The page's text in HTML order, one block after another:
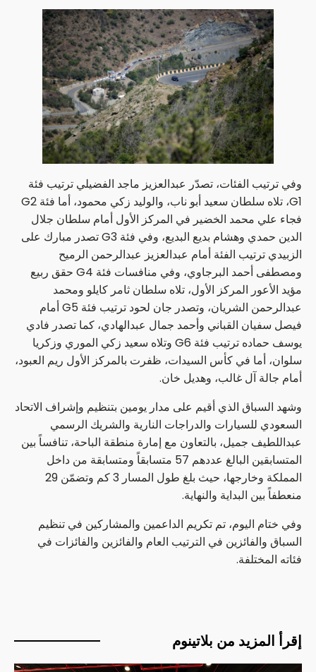
وفي ترتيب الفئات، تصدّر عبدالعزيز ماجد الفضيلي ترتيب فئة
G1، تلاه سلطان سعيد أبو ناب، والوليد زكي محمود، أما فئة G2
فجاء علي محمد الخضير في المركز الأول أمام سلطان جلال
الدين حمدي وهشام بديع البديع، وفي فئة G3 تصدر مبارك على
الزبيدي ترتيب الفئة أمام عبدالعزيز عبدالرحمن الرميح
ومصطفى أحمد البرجاوي، وفي منافسات فئة G4 حقق ربيع
مؤيد الأعور المركز الأول، تلاه سلطان ثامر كايلو ومحمد
عبدالرحمن الشريان، وتصدر جان لحود ترتيب فئة G5 أمام
فيصل سفيان القباني وأحمد جمال عبدالهادي، كما تصدر فادي
يوسف حماده ترتيب فئة G6 وتلاه سعيد زكي الموري وزكريا
سلوان، أما في كأس السيدات، ظفرت بالمركز الأول ريم العبود،
أمام جالة آل غالب، وهديل خان.
وشهد السباق الذي أقيم على مدار يومين بتنظيم وإشراف الاتحاد
السعودي للسيارات والدراجات النارية والشريك الرسمي
عبداللطيف جميل، بالتعاون مع إمارة منطقة الباحة، تنافساً بين
المتسابقين البالغ عددهم 57 متسابقاً ومتسابقة من داخل
المملكة وخارجها، حيث بلغ طول المسار 3 كم وتضمّن 29
منعطفاً بين البداية والنهاية.
وفي ختام اليوم، تم تكريم الداعمين والمشاركين في تنظيم
السباق والفائزين في الترتيب العام والفائزين والفائزات في
فئاته المختلفة.
إقرأ المزيد من بلاتينوم